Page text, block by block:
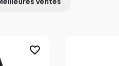
favorite_border